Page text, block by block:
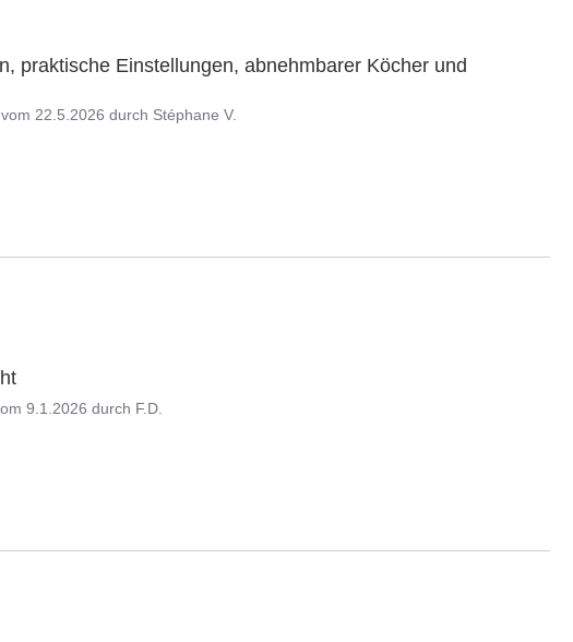
praktische Einstellungen, abnehmbarer Köcher und
22.5.2026 durch Stéphane V.
9.1.2026 durch F.D.